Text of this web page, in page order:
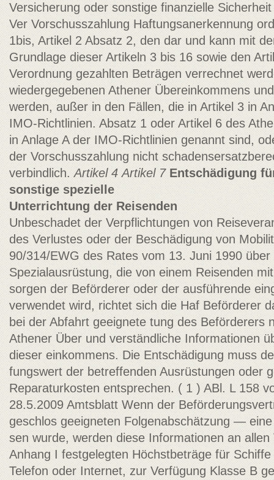
Versicherung oder sonstige finanzielle
Ver­ Vorschusszahlung Haftungsanerkennung
1bis, Artikel 2 Absatz 2, den dar und kann mit
Grundlage dieser Artikeln 3 bis 16 sowie den
Verordnung gezahlten Beträgen verrechnet
wiedergegebenen Athener Übereinkommens
werden, außer in den Fällen, die in Artikel 3 in
IMO-Richtlinien. Absatz 1 oder Artikel 6 des
in Anlage A der IMO-Richtlinien genannt sind,
der Vorschusszahlung nicht
verbindlich. Artikel 4 Artikel 7 Entschädigung
sonstige spezielle
Unterrichtung der Reisenden
Unbeschadet der Verpflichtungen von
des Verlustes oder der Beschädigung von
90/314/EWG des Rates vom 13. Juni 1990
Spezialausrüstung, die von einem Reisenden
sorgen der Beförderer oder der ausführende
verwendet wird, richtet sich die Haf­ Beförderer
bei der Abfahrt geeignete tung des Beförderers
Athener Über­ und verständliche Informationen
dieser einkommens. Die Entschädigung muss
fungswert der betreffenden Ausrüstungen oder
Reparaturkosten entsprechen. ( 1 ) ABl. L 158
28.5.2009 Amtsblatt Wenn der
geschlos­ geeigneten Folgenabschätzung —
sen wurde, werden diese Informationen an
Anhang I festgelegten Höchstbeträge für
Telefon oder Internet, zur Verfügung Klasse B